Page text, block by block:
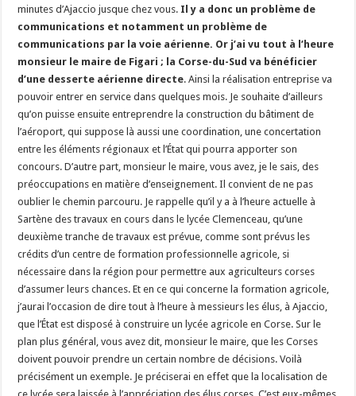
minutes d’Ajaccio jusque chez vous. Il y a donc un problème de
communications et notamment un problème de
communications par la voie aérienne. Or j’ai vu tout à l’heure
monsieur le maire de Figari ; la Corse-du-Sud va bénéficier
d’une desserte aérienne directe. Ainsi la réalisation entreprise va
pouvoir entrer en service dans quelques mois. Je souhaite d’ailleurs
qu’on puisse ensuite entreprendre la construction du bâtiment de
l’aéroport, qui suppose là aussi une coordination, une concertation
entre les éléments régionaux et l’État qui pourra apporter son
concours. D’autre part, monsieur le maire, vous avez, je le sais, des
préoccupations en matière d’enseignement. Il convient de ne pas
oublier le chemin parcouru. Je rappelle qu’il y a à l’heure actuelle à
Sartène des travaux en cours dans le lycée Clemenceau, qu’une
deuxième tranche de travaux est prévue, comme sont prévus les
crédits d’un centre de formation professionnelle agricole, si
nécessaire dans la région pour permettre aux agriculteurs corses
d’assumer leurs chances. Et en ce qui concerne la formation agricole,
j’aurai l’occasion de dire tout à l’heure à messieurs les élus, à Ajaccio,
que l’État est disposé à construire un lycée agricole en Corse. Sur le
plan plus général, vous avez dit, monsieur le maire, que les Corses
doivent pouvoir prendre un certain nombre de décisions. Voilà
précisément un exemple. Je préciserai en effet que la localisation de